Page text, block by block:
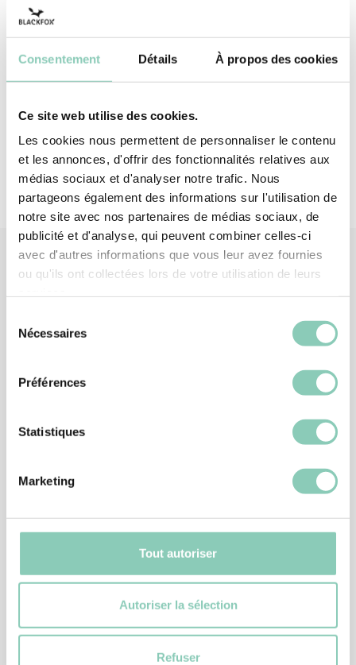
Consentement Détails À propos des cookies
Ce site web utilise des cookies.
Les cookies nous permettent de personnaliser le contenu
et les annonces, d'offrir des fonctionnalités relatives aux
médias sociaux et d'analyser notre trafic. Nous
partageons également des informations sur l'utilisation de
notre site avec nos partenaires de médias sociaux, de
publicité et d'analyse, qui peuvent combiner celles-ci
avec d'autres informations que vous leur avez fournies
ou qu'ils ont collectées lors de votre utilisation de leurs
Nécessaires
Préférences
Statistiques
Marketing
Tout autoriser
Autoriser la sélection
Refuser
offrent une protection renforcée contre la
déchirure (4/4). À vos sécateurs !
Produits similaires
GANT DE JARDIN
GANT PLANTATION